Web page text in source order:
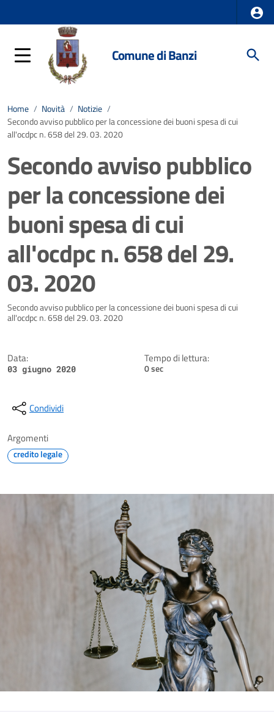
Comune di Banzi
Home / Novità / Notizie /
Secondo avviso pubblico per la concessione dei buoni spesa di cui
all'ocdpc n. 658 del 29. 03. 2020
Secondo avviso pubblico
per la concessione dei
buoni spesa di cui
all'ocdpc n. 658 del 29.
03. 2020
Dettagli della notizia
Secondo avviso pubblico per la concessione dei buoni spesa di cui
all'ocdpc n. 658 del 29. 03. 2020
Data:
03 giugno 2020
Tempo di lettura:
0 sec
Condividi
Argomenti
credito legale